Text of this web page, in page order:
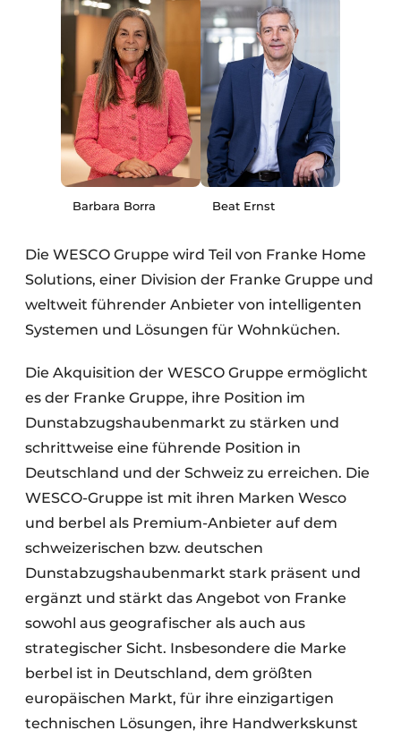
Barbara Borra Beat Ernst
Die WESCO Gruppe wird Teil von Franke Home
Solutions, einer Division der Franke Gruppe und
weltweit führender Anbieter von intelligenten
Systemen und Lösungen für Wohnküchen.
Die Akquisition der WESCO Gruppe ermöglicht
es der Franke Gruppe, ihre Position im
Dunstabzugshaubenmarkt zu stärken und
schrittweise eine führende Position in
Deutschland und der Schweiz zu erreichen. Die
WESCO-Gruppe ist mit ihren Marken Wesco
und berbel als Premium-Anbieter auf dem
schweizerischen bzw. deutschen
Dunstabzugshaubenmarkt stark präsent und
ergänzt und stärkt das Angebot von Franke
sowohl aus geografischer als auch aus
strategischer Sicht. Insbesondere die Marke
berbel ist in Deutschland, dem größten
europäischen Markt, für ihre einzigartigen
technischen Lösungen, ihre Handwerkskunst